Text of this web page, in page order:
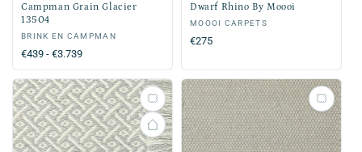
Campman Grain Glacier
13504
Verkoper:
BRINK EN CAMPMAN
Normale
prijs
€439 - €3.739
Dwarf Rhino By Moooi
Verkoper:
MOOOI CARPETS
Normale
€275